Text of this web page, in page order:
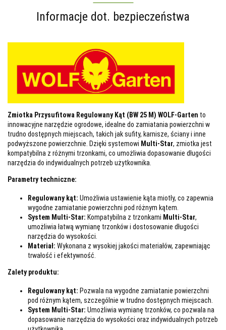
Informacje dot. bezpieczeństwa
Zmiotka Przysufitowa Regulowany Kąt (BW 25 M) WOLF-Garten to
innowacyjne narzędzie ogrodowe, idealne do zamiatania powierzchni w
trudno dostępnych miejscach, takich jak sufity, karnisze, ściany i inne
podwyższone powierzchnie. Dzięki systemowi Multi-Star, zmiotka jest
kompatybilna z różnymi trzonkami, co umożliwia dopasowanie długości
narzędzia do indywidualnych potrzeb użytkownika.
Parametry techniczne:
Regulowany kąt: Umożliwia ustawienie kąta miotły, co zapewnia
wygodne zamiatanie powierzchni pod różnym kątem.
System Multi-Star: Kompatybilna z trzonkami Multi-Star,
umożliwia łatwą wymianę trzonków i dostosowanie długości
narzędzia do wysokości.
Materiał: Wykonana z wysokiej jakości materiałów, zapewniając
trwałość i efektywność.
Zalety produktu:
Regulowany kąt: Pozwala na wygodne zamiatanie powierzchni
pod różnym kątem, szczególnie w trudno dostępnych miejscach.
System Multi-Star: Umożliwia wymianę trzonków, co pozwala na
dopasowanie narzędzia do wysokości oraz indywidualnych potrzeb